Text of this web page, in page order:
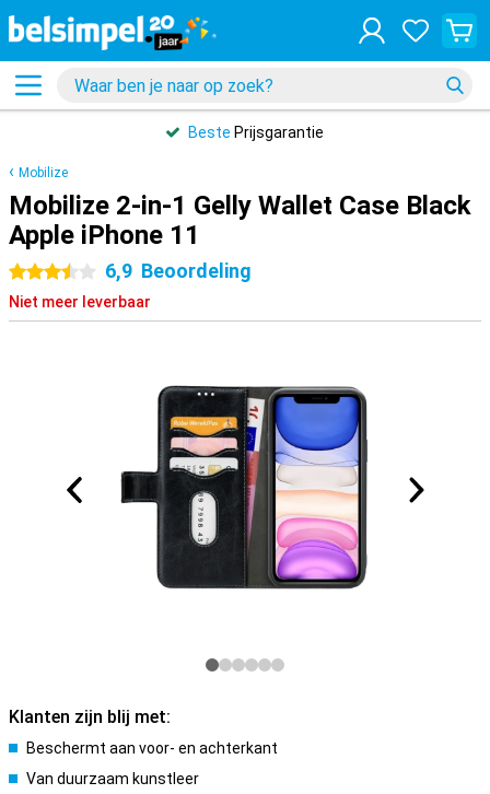
Beste Prijsgarantie
Mobilize
Mobilize 2-in-1 Gelly Wallet Case Black
Apple iPhone 11
3.5 sterren
6,9 Beoordeling
Niet meer leverbaar
Klanten zijn blij met:
Beschermt aan voor- en achterkant
Van duurzaam kunstleer